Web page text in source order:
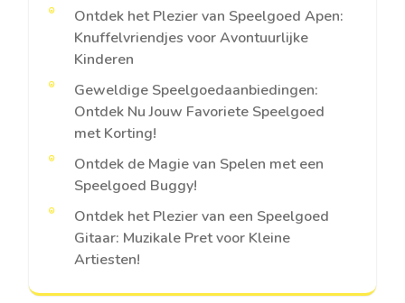
Ontdek het Plezier van Speelgoed Apen:
Knuffelvriendjes voor Avontuurlijke
Kinderen
Geweldige Speelgoedaanbiedingen:
Ontdek Nu Jouw Favoriete Speelgoed
met Korting!
Ontdek de Magie van Spelen met een
Speelgoed Buggy!
Ontdek het Plezier van een Speelgoed
Gitaar: Muzikale Pret voor Kleine
Artiesten!